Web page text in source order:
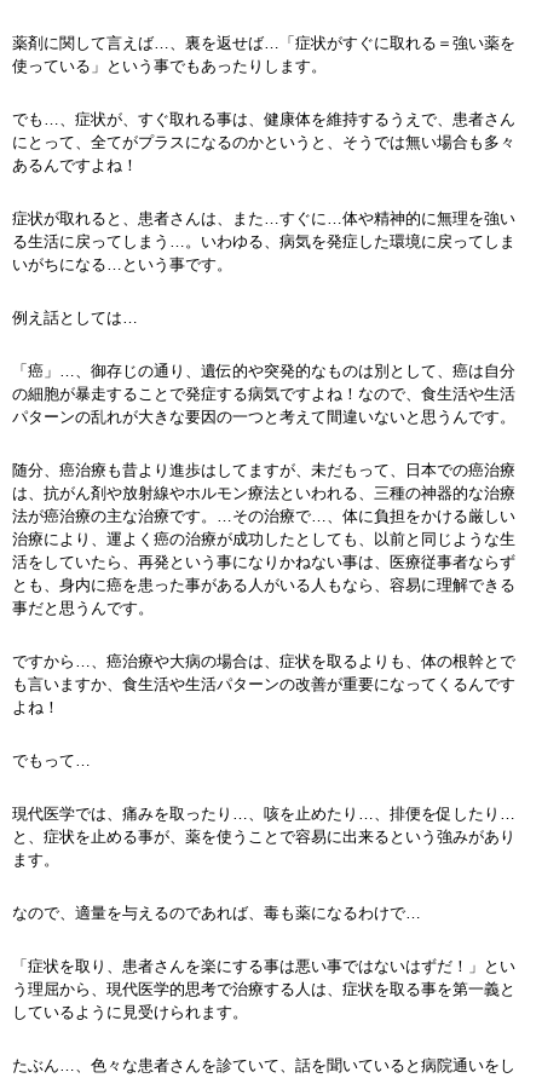
薬剤に関して言えば…、裏を返せば…「症状がすぐに取れる＝強い薬を
使っている」という事でもあったりします。
でも…、症状が、すぐ取れる事は、健康体を維持するうえで、患者さん
にとって、全てがプラスになるのかというと、そうでは無い場合も多々
あるんですよね！
症状が取れると、患者さんは、また…すぐに…体や精神的に無理を強い
る生活に戻ってしまう…。いわゆる、病気を発症した環境に戻ってしま
いがちになる…という事です。
例え話としては…
「癌」…、御存じの通り、遺伝的や突発的なものは別として、癌は自分
の細胞が暴走することで発症する病気ですよね！なので、食生活や生活
パターンの乱れが大きな要因の一つと考えて間違いないと思うんです。
随分、癌治療も昔より進歩はしてますが、未だもって、日本での癌治療
は、抗がん剤や放射線やホルモン療法といわれる、三種の神器的な治療
法が癌治療の主な治療です。…その治療で…、体に負担をかける厳しい
治療により、運よく癌の治療が成功したとしても、以前と同じような生
活をしていたら、再発という事になりかねない事は、医療従事者ならず
とも、身内に癌を患った事がある人がいる人もなら、容易に理解できる
事だと思うんです。
ですから…、癌治療や大病の場合は、症状を取るよりも、体の根幹とで
も言いますか、食生活や生活パターンの改善が重要になってくるんです
よね！
でもって…
現代医学では、痛みを取ったり…、咳を止めたり…、排便を促したり…
と、症状を止める事が、薬を使うことで容易に出来るという強みがあり
ます。
なので、適量を与えるのであれば、毒も薬になるわけで…
「症状を取り、患者さんを楽にする事は悪い事ではないはずだ！」とい
う理屈から、現代医学的思考で治療する人は、症状を取る事を第一義と
しているように見受けられます。
たぶん…、色々な患者さんを診ていて、話を聞いていると病院通いをし